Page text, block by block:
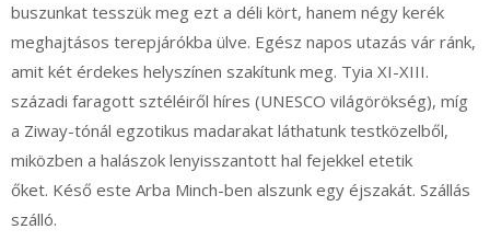
buszunkat tesszük meg ezt a déli kört, hanem négy kerék
meghajtásos terepjárókba ülve. Egész napos utazás vár ránk,
amit két érdekes helyszínen szakítunk meg. Tyia XI-XIII.
századi faragott sztéléiről híres (UNESCO világörökség), míg
a Ziway-tónál egzotikus madarakat láthatunk testközelből,
miközben a halászok lenyisszantott hal fejekkel etetik
őket. Késő este Arba Minch-ben alszunk egy éjszakát. Szállás
szálló.